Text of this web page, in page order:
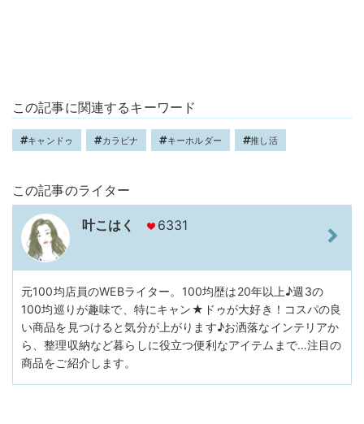
この記事に関連するキーワード
キャンドゥ カラビナ キーホルダー 推し活
この記事のライター
叶こはく 6331
元100均店員のWEBライター。100均歴は20年以上♪週3の
100均巡りが趣味で、特にキャン★ドゥが大好き！コスパの良
い商品を見つけると気分が上がります♪お洒落なインテリアか
ら、整理収納など暮らしに役立つ便利なアイテムまで…注目の
商品をご紹介します。